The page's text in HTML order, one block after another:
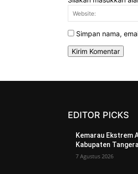
Simpan nama,
EDITOR PICKS
Kemarau Ekstrem
Kabupaten
7 Agustus 2026